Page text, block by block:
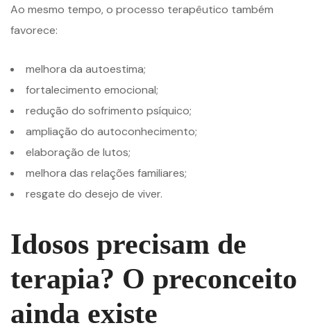
Ao mesmo tempo, o processo terapêutico também
favorece:
melhora da autoestima;
fortalecimento emocional;
redução do sofrimento psíquico;
ampliação do autoconhecimento;
elaboração de lutos;
melhora das relações familiares;
resgate do desejo de viver.
Idosos precisam de
terapia? O preconceito
ainda existe